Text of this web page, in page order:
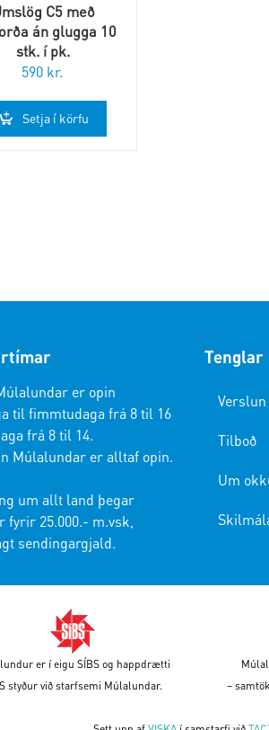
C5 með
án glugga 10
stk. í pk.
590 kr.
Setja í körfu
er opin
til fimmtudaga frá 8 til 16
frá 8 til 14.
Múlalundar er alltaf opin.
um allt land þegar
fyrir 25.000.- m.vsk,
sendingargjald.
Tenglar
Verslun
Tilboð
Um
er í eigu SÍBS og happdrætti
styður við starfsemi Múlalundar.
–